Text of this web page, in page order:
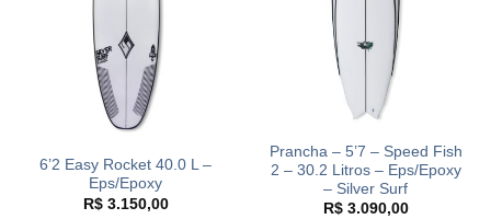
6’2 Easy Rocket 40.0 L –
Eps/Epoxy
R$3.150,00
Prancha – 5’7 – Speed Fish
2 – 30.2 Litros – Eps/Epoxy
– Silver Surf
R$3.090,00